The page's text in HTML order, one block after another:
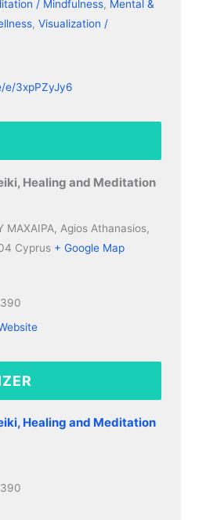
/ Mindfulness, Mental &
, Visualization /
e/3xpPZyJy6
Healing and Meditation
ΜΑΧΑΙΡΑ, Agios Athanasios,
Cyprus + Google Map
Healing and Meditation